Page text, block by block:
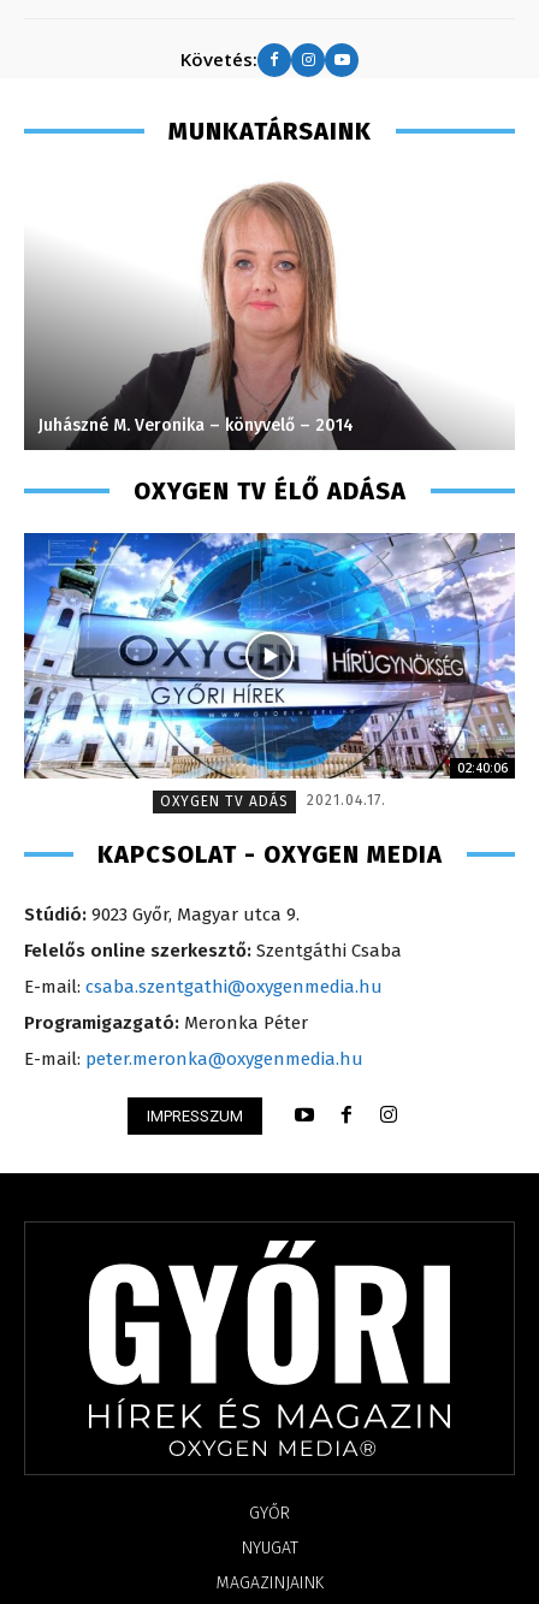
Követés:
MUNKATÁRSAINK
Juhászné M. Veronika – könyvelő – 2014
OXYGEN TV ÉLŐ ADÁSA
02:40:06
OXYGEN TV ADÁS
2021.04.17.
KAPCSOLAT - OXYGEN MEDIA
Stúdió: 9023 Győr, Magyar utca 9.
Felelős online szerkesztő: Szentgáthi Csaba
E-mail: csaba.szentgathi@oxygenmedia.hu
Programigazgató: Meronka Péter
E-mail: peter.meronka@oxygenmedia.hu
IMPRESSZUM
GYŐR
NYUGAT
MAGAZINJAINK